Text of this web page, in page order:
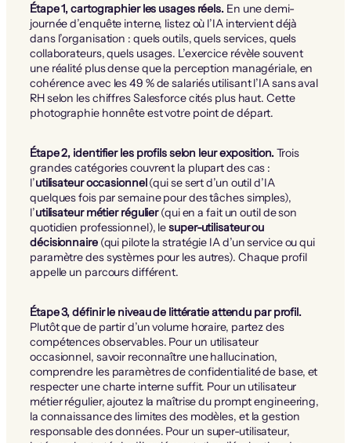
Étape 1, cartographier les usages réels. En une demi-
journée d’enquête interne, listez où l’IA intervient déjà
dans l’organisation : quels outils, quels services, quels
collaborateurs, quels usages. L’exercice révèle souvent
une réalité plus dense que la perception managériale, en
cohérence avec les 49 % de salariés utilisant l’IA sans aval
RH selon les chiffres Salesforce cités plus haut. Cette
photographie honnête est votre point de départ.
Étape 2, identifier les profils selon leur exposition.Trois
grandes catégories couvrent la plupart des cas :
l’utilisateur occasionnel(qui se sert d’un outil d’IA
quelques fois par semaine pour des tâches simples),
l’utilisateur métier régulier(qui en a fait un outil de son
quotidien professionnel), lesuper-utilisateur ou
décisionnaire(qui pilote la stratégie IA d’un service ou qui
paramètre des systèmes pour les autres). Chaque profil
appelle un parcours différent.
Étape 3, définir le niveau de littératie attendu par profil.
Plutôt que de partir d’un volume horaire, partez des
compétences observables. Pour un utilisateur
occasionnel, savoir reconnaître une hallucination,
comprendre les paramètres de confidentialité de base, et
respecter une charte interne suffit. Pour un utilisateur
métier régulier, ajoutez la maîtrise du prompt engineering,
la connaissance des limites des modèles, et la gestion
responsable des données. Pour un super-utilisateur,